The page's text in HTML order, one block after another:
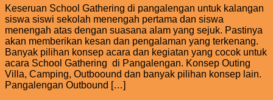
Keseruan School Gathering di pangalengan untuk kalangan
siswa siswi sekolah menengah pertama dan siswa
menengah atas dengan suasana alam yang sejuk. Pastinya
akan memberikan kesan dan pengalaman yang terkenang.
Banyak pilihan konsep acara dan kegiatan yang cocok untuk
acara School Gathering di Pangalengan. Konsep Outing
Villa, Camping, Outboound dan banyak pilihan konsep lain.
Pangalengan Outbound […]